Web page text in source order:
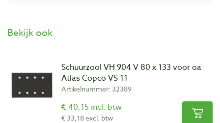
Bekijk ook
Schuurzool VH 904 V 80 x 133 voor oa
Atlas Copco VS 11
Artikelnummer: 32389
€ 40,15 incl. btw
€ 33,18 excl. btw